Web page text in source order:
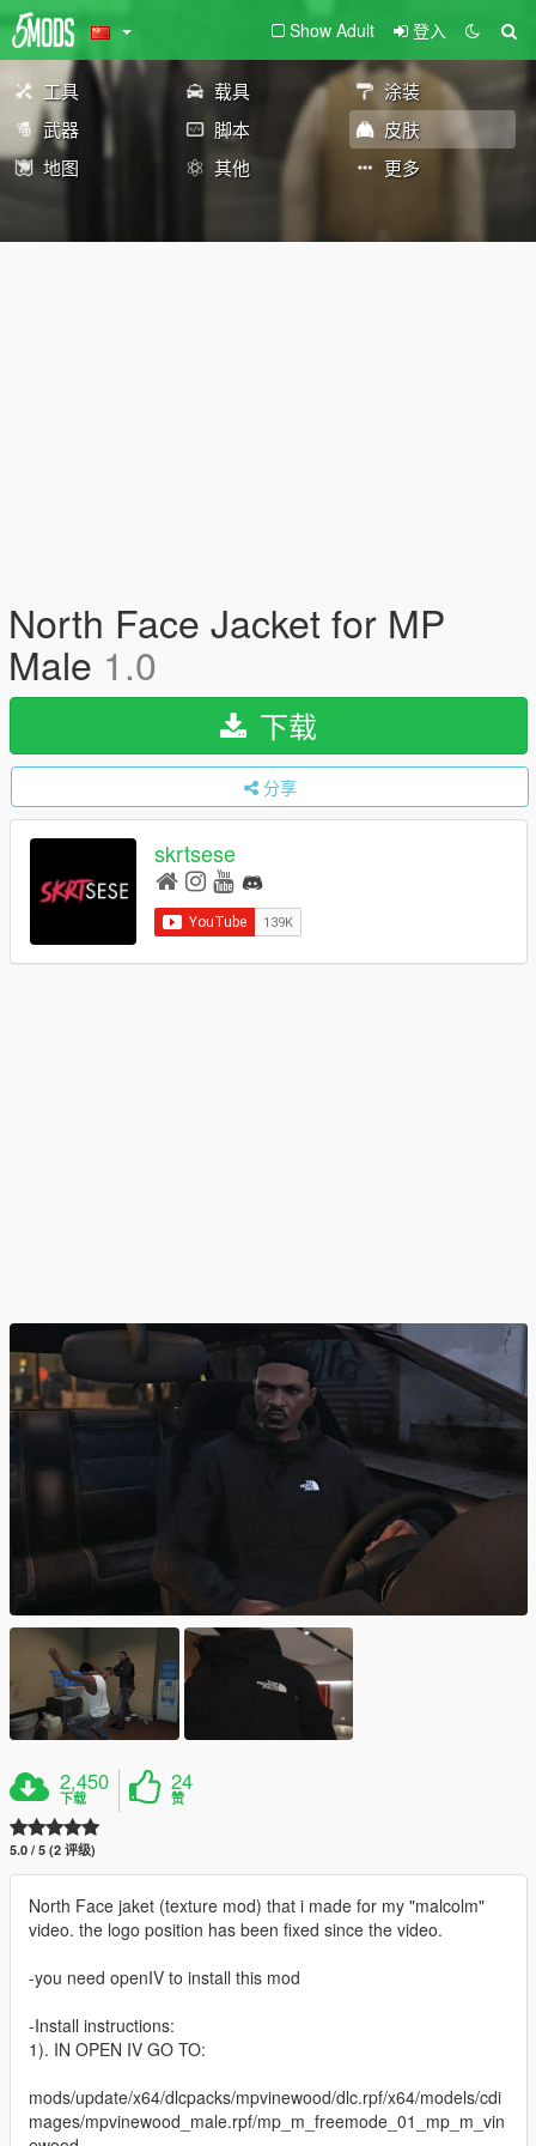
Show Adult 登入
工具 载具
涂装
武器
脚本
皮肤
地图
其他 更多
North Face Jacket for MP
Male 1.0
下载
分享
skrtsese
2,450
下载
24
赞
5.0 / 5 (2 评级)
North Face jaket (texture mod) that i made for my "malcolm"
video. the logo position has been fixed since the video.
-you need openIV to install this mod
-Install instructions:
1). IN OPEN IV GO TO:
mods/update/x64/dlcpacks/mpvinewood/dlc.rpf/x64/models/cdi
mages/mpvinewood_male.rpf/mp_m_freemode_01_mp_m_vin